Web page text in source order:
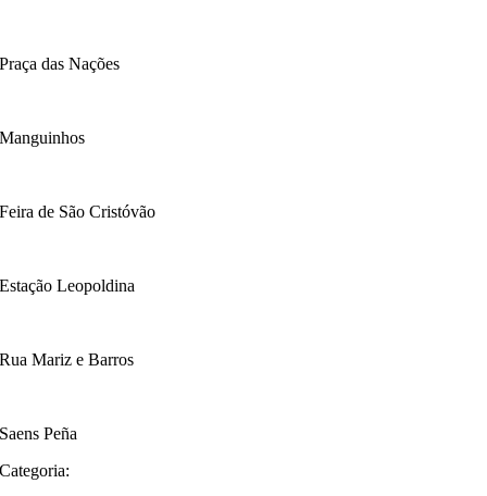
Praça das Nações
Manguinhos
Feira de São Cristóvão
Estação Leopoldina
Rua Mariz e Barros
Saens Peña
Categoria: